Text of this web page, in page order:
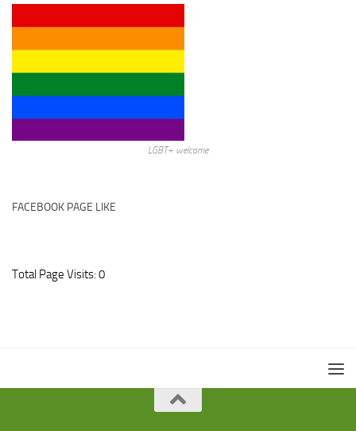
LGBT+ welcome
FACEBOOK PAGE LIKE
Total Page Visits: 0